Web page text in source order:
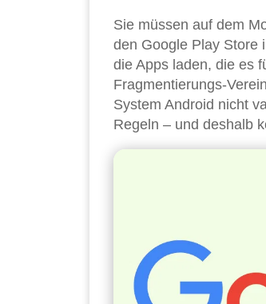
Sie müssen auf dem
den Google Play Store
die Apps laden, die es
Fragmentierungs-
System Android nicht
Regeln – und deshalb